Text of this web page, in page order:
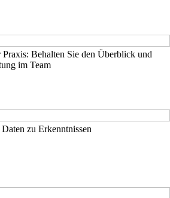
Behalten Sie den Überblick und
im Team
zu Erkenntnissen